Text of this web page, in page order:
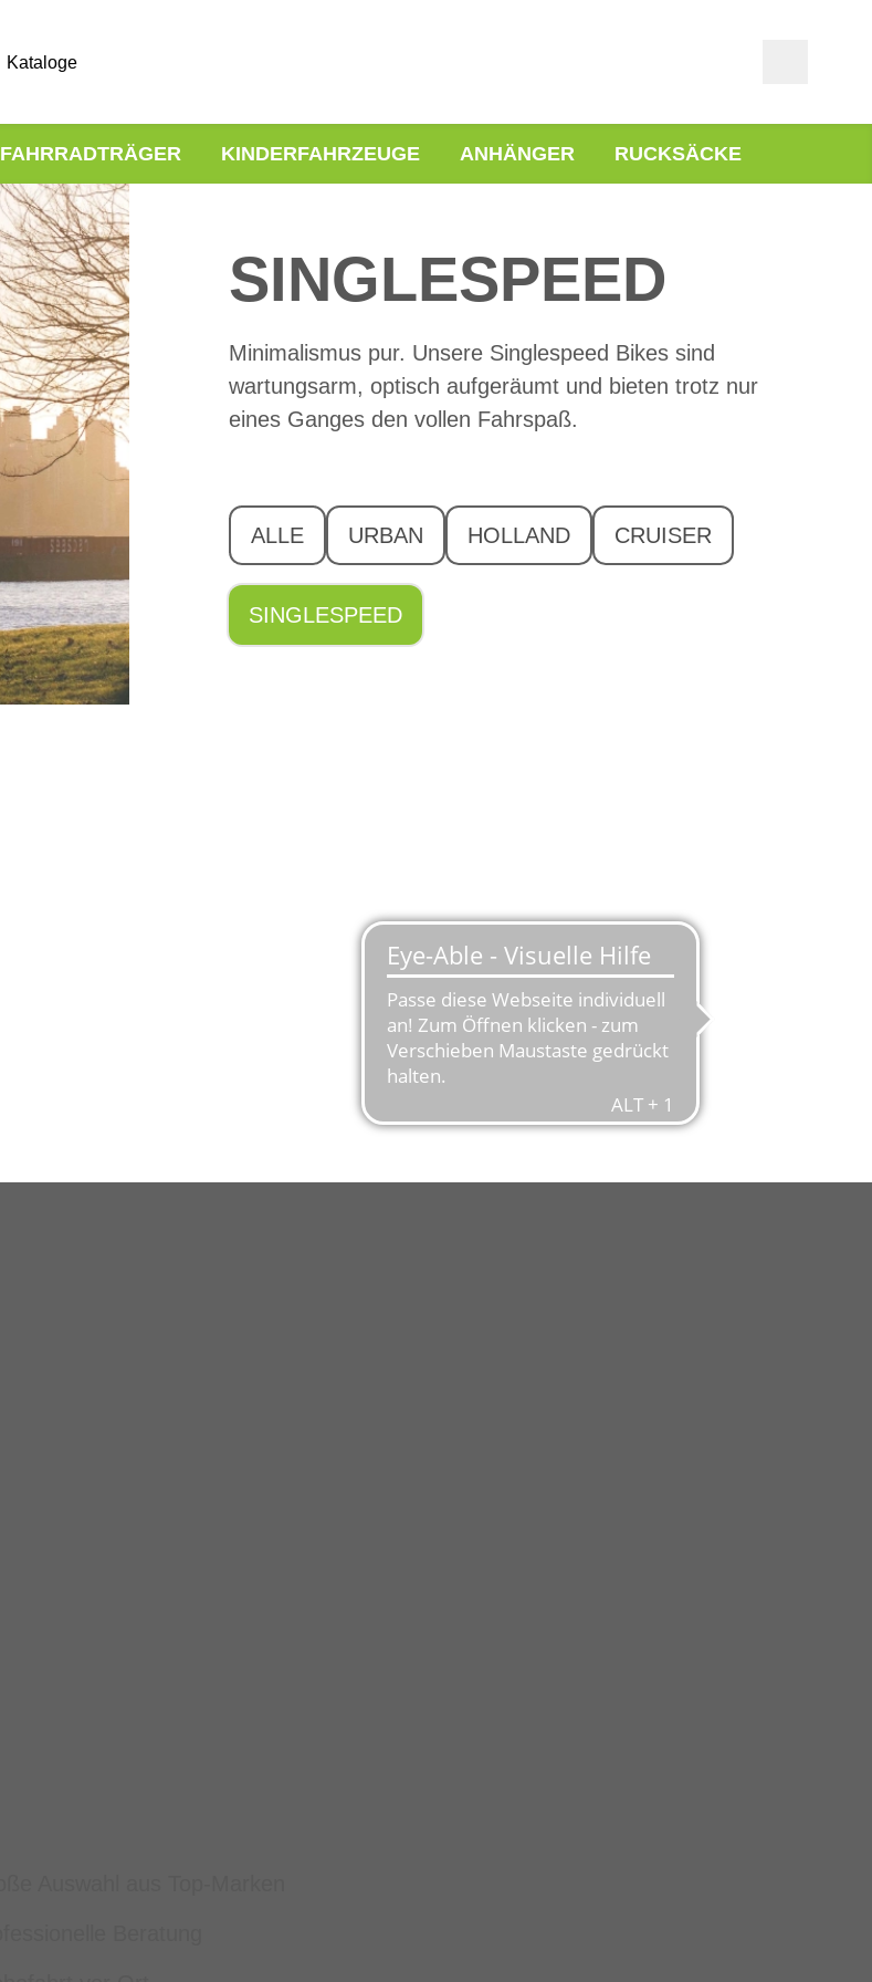
Kataloge
FAHRRADTRÄGER KINDERFAHRZEUGE ANHÄNGER RUCKSÄCKE
SINGLESPEED
Minimalismus pur. Unsere Singlespeed Bikes sind
wartungsarm, optisch aufgeräumt und bieten trotz nur
eines Ganges den vollen Fahrspaß.
ALLE URBAN HOLLAND CRUISER
SINGLESPEED